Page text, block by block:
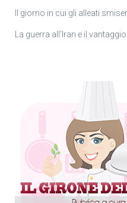
Il giorno in cui gli alleati
La guerra all’Iran e il